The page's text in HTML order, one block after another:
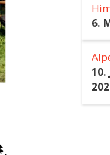
6.
10.